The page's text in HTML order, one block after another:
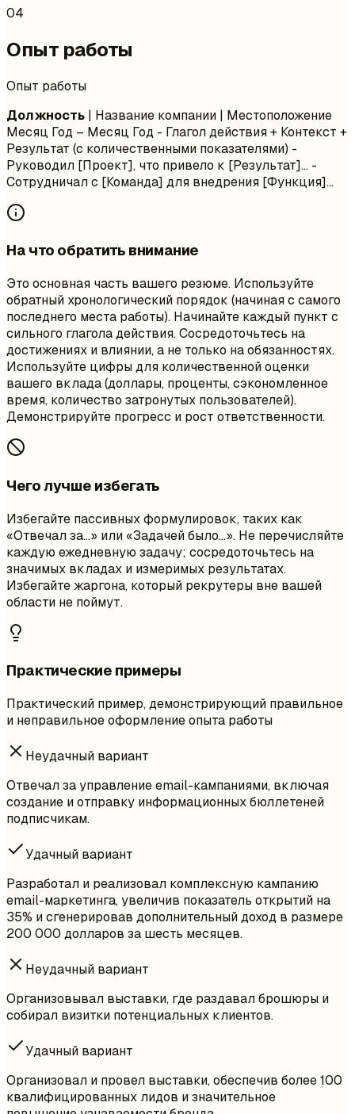
04
Опыт работы
Опыт работы
Должность | Название компании | Местоположение
Месяц Год – Месяц Год - Глагол действия + Контекст +
Результат (с количественными показателями) -
Руководил [Проект], что привело к [Результат]... -
Сотрудничал с [Команда] для внедрения [Функция]...
На что обратить внимание
Это основная часть вашего резюме. Используйте
обратный хронологический порядок (начиная с самого
последнего места работы). Начинайте каждый пункт с
сильного глагола действия. Сосредоточьтесь на
достижениях и влиянии, а не только на обязанностях.
Используйте цифры для количественной оценки
вашего вклада (доллары, проценты, сэкономленное
время, количество затронутых пользователей).
Демонстрируйте прогресс и рост ответственности.
Чего лучше избегать
Избегайте пассивных формулировок, таких как
«Отвечал за...» или «Задачей было...». Не перечисляйте
каждую ежедневную задачу; сосредоточьтесь на
значимых вкладах и измеримых результатах.
Избегайте жаргона, который рекрутеры вне вашей
области не поймут.
Практические примеры
Практический пример, демонстрирующий правильное
и неправильное оформление опыта работы
Неудачный вариант
Отвечал за управление email-кампаниями, включая
создание и отправку информационных бюллетеней
подписчикам.
Удачный вариант
Разработал и реализовал комплексную кампанию
email-маркетинга, увеличив показатель открытий на
35% и сгенерировав дополнительный доход в размере
200 000 долларов за шесть месяцев.
Неудачный вариант
Организовывал выставки, где раздавал брошюры и
собирал визитки потенциальных клиентов.
Удачный вариант
Организовал и провел выставки, обеспечив более 100
квалифицированных лидов и значительное